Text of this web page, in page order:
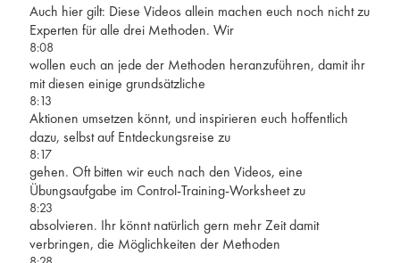
Auch hier gilt: Diese Videos allein machen euch noch nicht zu
Experten für alle drei Methoden. Wir
8:08
wollen euch an jede der Methoden heranzuführen, damit ihr
mit diesen einige grundsätzliche
8:13
Aktionen umsetzen könnt, und inspirieren euch hoffentlich
dazu, selbst auf Entdeckungsreise zu
8:17
gehen. Oft bitten wir euch nach den Videos, eine
Übungsaufgabe im Control-Training-Worksheet zu
8:23
absolvieren. Ihr könnt natürlich gern mehr Zeit damit
verbringen, die Möglichkeiten der Methoden